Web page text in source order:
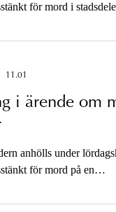
för mord i
11.01
i ärende om
anhölls under
för mord på en
fortsätter